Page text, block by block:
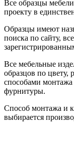
Все образцы
проекту в
Образцы имеют
поиска по сайту,
Все мебельные
образцов по цвету,
способами
фурнитуры.
Способ монтажа и
выбирается